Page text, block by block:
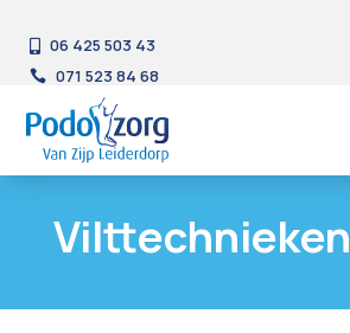
06 425 503 43
 071 523 84 68
Vilttechnieken